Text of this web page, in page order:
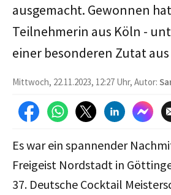
ausgemacht. Gewonnen
Teilnehmerin aus Köln -
einer besonderen Zutat aus
Mittwoch, 22.11.2023, 12:27 Uhr, Autor:
Es war ein spannender
Freigeist Nordstadt in
37. Deutsche Cocktail